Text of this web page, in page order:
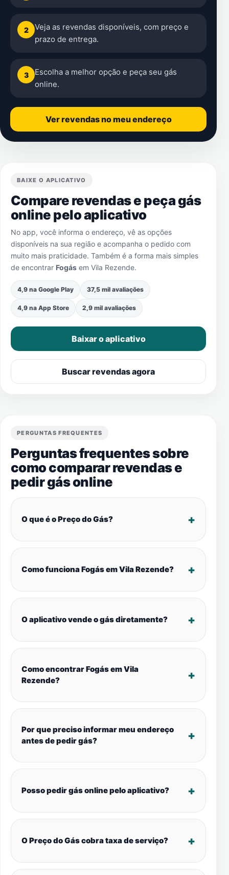
2
Veja as revendas disponíveis, com preço e
prazo de entrega.
3
Escolha a melhor opção e peça seu gás
online.
Ver revendas no meu endereço
BAIXE O APLICATIVO
Compare revendas e peça gás
online pelo aplicativo
No app, você informa o endereço, vê as opções
disponíveis na sua região e acompanha o pedido com
muito mais praticidade. Também é a forma mais simples
de encontrar Fogás em Vila Rezende.
4,9 na Google Play 37,5 mil avaliações
4,9 na App Store 2,9 mil avaliações
Baixar o aplicativo
Buscar revendas agora
PERGUNTAS FREQUENTES
Perguntas frequentes sobre
como comparar revendas e
pedir gás online
O que é o Preço do Gás?
Como funciona Fogás em Vila Rezende?
O aplicativo vende o gás diretamente?
Como encontrar Fogás em Vila
Rezende?
Por que preciso informar meu endereço
antes de pedir gás?
Posso pedir gás online pelo aplicativo?
O Preço do Gás cobra taxa de serviço?